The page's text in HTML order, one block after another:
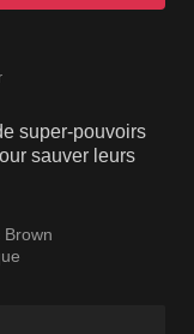
super-pouvoirs
sauver leurs
Brown